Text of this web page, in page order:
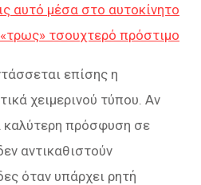
αυτό μέσα στο αυτοκίνητο
τσουχτερό πρόστιμο
επίσης η
χειμερινού τύπου. Αν
καλύτερη πρόσφυση σε
αντικαθιστούν
όταν υπάρχει ρητή